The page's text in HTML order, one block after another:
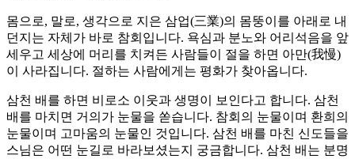
몸으로, 말로, 생각으로 지은 삼업(三業)의 몸뚱이를 아래로 내
던지는 자체가 바로 참회입니다. 욕심과 분노와 어리석음을 앞
세우고 세상에 머리를 치켜든 사람들이 절을 하면 아만(我慢)
이 사라집니다. 절하는 사람에게는 평화가 찾아옵니다.
삼천 배를 하면 비로소 이웃과 생명이 보인다고 합니다. 삼천
배를 마치면 거의가 눈물을 쏟습니다. 참회의 눈물이며 환희의
눈물이며 고마움의 눈물인 것입니다. 삼천 배를 마친 신도들을
스님은 어떤 눈길로 바라보셨는지 궁금합니다. 삼천 배는 분명